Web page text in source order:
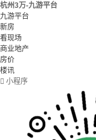
杭州3万-九游平台
九游平台
新房
看现场
商业地产
房价
楼讯
 小程序